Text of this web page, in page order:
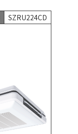
SZRU224CD